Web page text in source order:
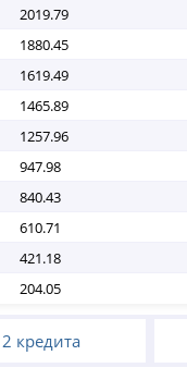
2019.79
1880.45
1619.49
1465.89
1257.96
947.98
840.43
610.71
421.18
204.05
кредита